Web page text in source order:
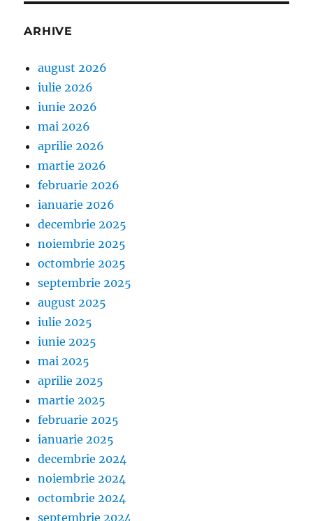
ARHIVE
august 2026
iulie 2026
iunie 2026
mai 2026
aprilie 2026
martie 2026
februarie 2026
ianuarie 2026
decembrie 2025
noiembrie 2025
octombrie 2025
septembrie 2025
august 2025
iulie 2025
iunie 2025
mai 2025
aprilie 2025
martie 2025
februarie 2025
ianuarie 2025
decembrie 2024
noiembrie 2024
octombrie 2024
septembrie 2024